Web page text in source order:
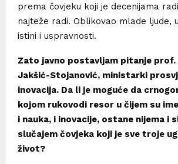
prema čovjeku koji je decenijama
najteže radi. Oblikovao mlade ljude,
istini i uspravnosti.
Zato javno postavljam pitanje prof.
Jakšić-Stojanović, ministarki
inovacija. Da li je moguće da
kojom rukovodi resor u čijem su
i nauka, i inovacije, ostane nijema i
slučajem čovjeka koji je sve troje
život?